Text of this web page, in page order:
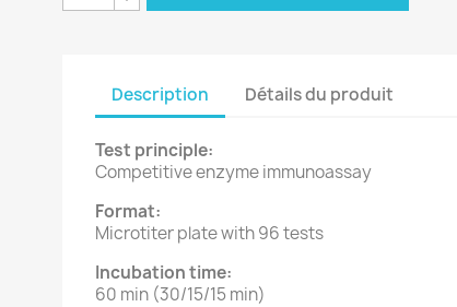
Description Détails du produit
Test principle:
Competitive enzyme immunoassay
Format:
Microtiter plate with 96 tests
Incubation time:
60 min (30/15/15 min)